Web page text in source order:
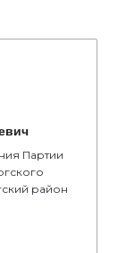
Партии
район